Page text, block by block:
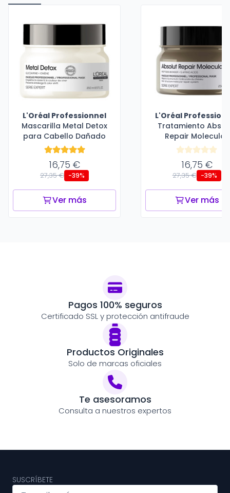
L'Oréal Professionnel
Mascarilla Metal Detox
para Cabello Dañado
16,75 €
27,35 € -39%
Ver más
L'Oréal
Tratamiento
Repair Molecular
16,75 €
27,35 € -39%
Ver más
Pagos 100% seguros
Certificado SSL y protección antifraude
Productos Originales
Solo de marcas oficiales
Te asesoramos
Consulta a nuestros expertos
SUSCRÍBETE